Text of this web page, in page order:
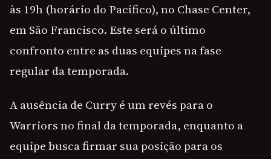
às 19h (horário do Pacífico), no Chase Center,
em São Francisco. Este será o último
confronto entre as duas equipes na fase
regular da temporada.
A ausência de Curry é um revés para o
Warriors no final da temporada, enquanto a
equipe busca firmar sua posição para os